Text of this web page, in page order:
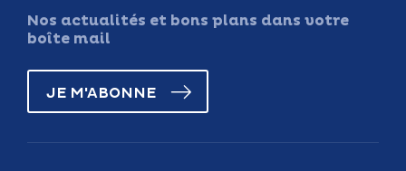
Nos actualités et bons plans dans votre
boîte mail
JE M'ABONNE